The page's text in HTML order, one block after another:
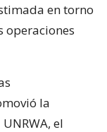
en torno
operaciones
la
el